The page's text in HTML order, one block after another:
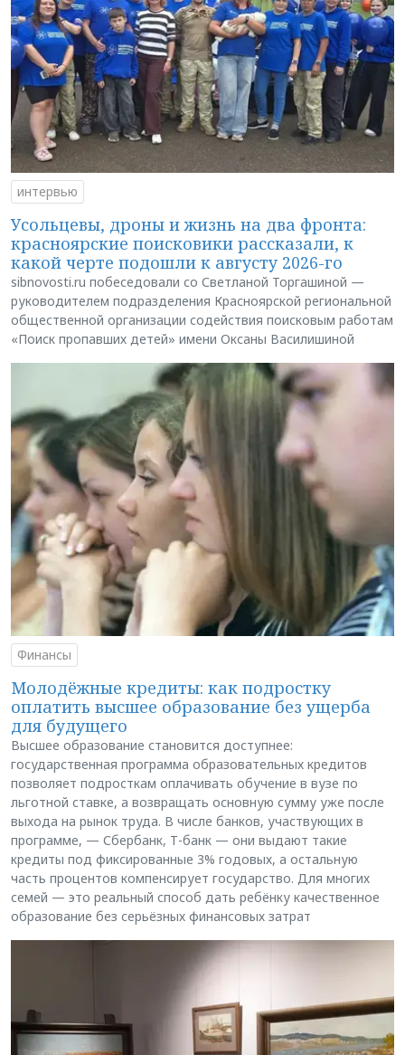
интервью
Усольцевы, дроны и жизнь на два фронта:
красноярские поисковики рассказали, к
какой черте подошли к августу 2026-го
sibnovosti.ru побеседовали со Светланой Торгашиной —
руководителем подразделения Красноярской региональной
общественной организации содействия поисковым работам
«Поиск пропавших детей» имени Оксаны Василишиной
Финансы
Молодёжные кредиты: как подростку
оплатить высшее образование без ущерба
для будущего
Высшее образование становится доступнее:
государственная программа образовательных кредитов
позволяет подросткам оплачивать обучение в вузе по
льготной ставке, а возвращать основную сумму уже после
выхода на рынок труда. В числе банков, участвующих в
программе, — Сбербанк, Т-банк — они выдают такие
кредиты под фиксированные 3% годовых, а остальную
часть процентов компенсирует государство. Для многих
семей — это реальный способ дать ребёнку качественное
образование без серьёзных финансовых затрат